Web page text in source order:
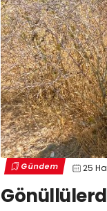
Gündem 25